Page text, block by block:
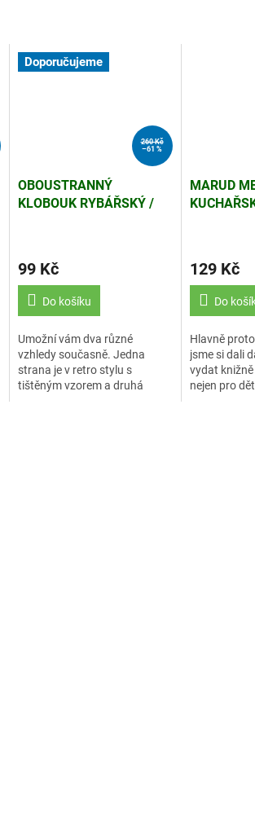
Doporučujeme
260 Kč
–61 %
OBOUSTRANNÝ
KLOBOUK RYBÁŘSKÝ /
99 Kč
Do košíku
Umožní vám dva různé
vzhledy současně. Jedna
strana je v retro stylu s
tištěným vzorem a druhá
MARUD
129 Kč
Do
Hlavně
jsme si dali
vydat
nejen pro